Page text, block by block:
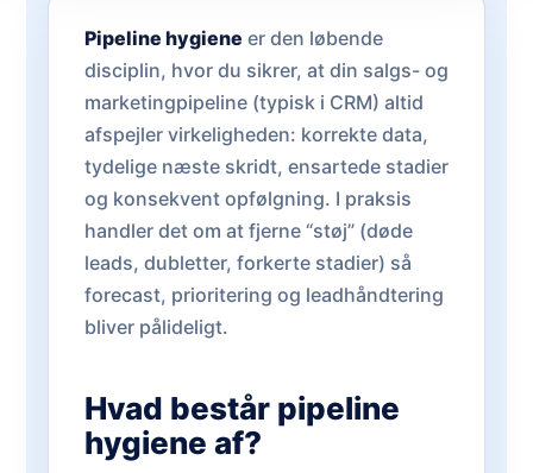
Pipeline hygiene er den løbende
disciplin, hvor du sikrer, at din salgs- og
marketingpipeline (typisk i CRM) altid
afspejler virkeligheden: korrekte data,
tydelige næste skridt, ensartede stadier
og konsekvent opfølgning. I praksis
handler det om at fjerne “støj” (døde
leads, dubletter, forkerte stadier) så
forecast, prioritering og leadhåndtering
bliver pålideligt.
Hvad består pipeline
hygiene af?